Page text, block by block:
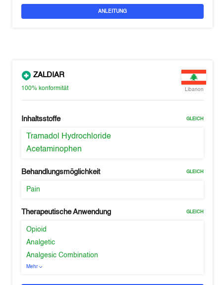
ANLEITUNG
ZALDIAR
100% konformität Libanon
Inhaltsstoffe GLEICH
Tramadol Hydrochloride
Acetaminophen
Behandlungsmöglichkeit GLEICH
Pain
Therapeutische Anwendung GLEICH
Opioid
Analgetic
Analgesic Combination
Mehr